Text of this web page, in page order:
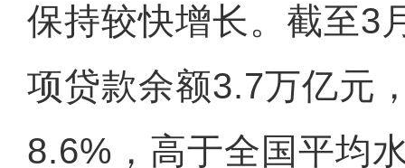
保持较快增长。截至3
项贷款余额3.7万亿元
8.6%，高于全国平均